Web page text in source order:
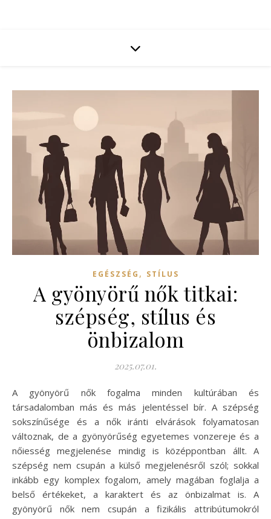
EGÉSZSÉG , STÍLUS
A gyönyörű nők titkai:
szépség, stílus és
önbizalom
2025.07.01.
A gyönyörű nők fogalma minden kultúrában és
társadalomban más és más jelentéssel bír. A szépség
sokszínűsége és a nők iránti elvárások folyamatosan
változnak, de a gyönyörűség egyetemes vonzereje és a
nőiesség megjelenése mindig is középpontban állt. A
szépség nem csupán a külső megjelenésről szól; sokkal
inkább egy komplex fogalom, amely magában foglalja a
belső értékeket, a karaktert és az önbizalmat is. A
gyönyörű nők nem csupán a fizikális attribútumokról